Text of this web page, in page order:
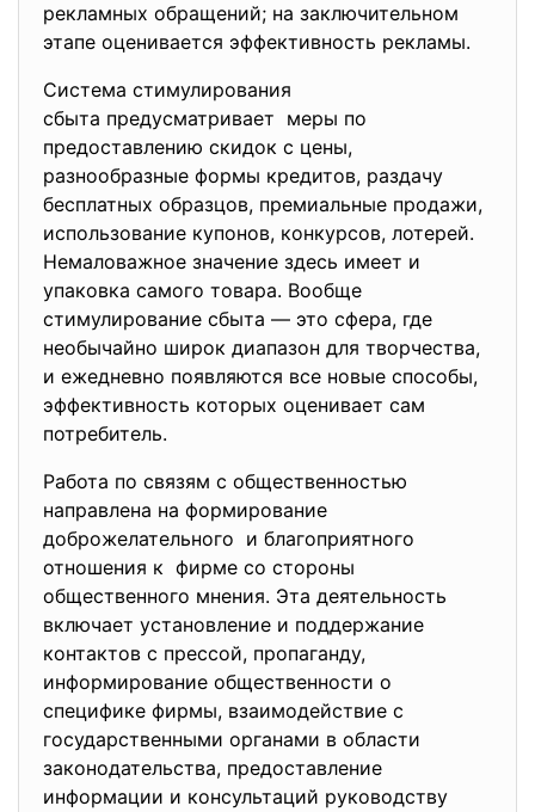
рекламных обращений; на заключительном
этапе оценивается эффективность рекламы.
Система стимулирования
сбыта предусматривает меры по
предоставлению скидок с цены,
разнообразные формы кредитов, раздачу
бесплатных образцов, премиальные продажи,
использование купонов, конкурсов, лотерей.
Немаловажное значение здесь имеет и
упаковка самого товара. Вообще
стимулирование сбыта — это сфера, где
необычайно широк диапазон для творчества,
и ежедневно появляются все новые способы,
эффективность которых оценивает сам
потребитель.
Работа по связям с общественностью
направлена на формирование
доброжелательного и благоприятного
отношения к фирме со стороны
общественного мнения. Эта деятельность
включает установление и поддержание
контактов с прессой, пропаганду,
информирование общественности о
специфике фирмы, взаимодействие с
государственными органами в области
законодательства, предоставление
информации и консультаций руководству